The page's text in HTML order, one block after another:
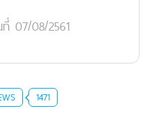
07/08/2561
1471